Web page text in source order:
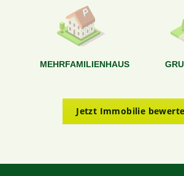
MEHRFAMILIENHAUS
Jetzt Immobilie